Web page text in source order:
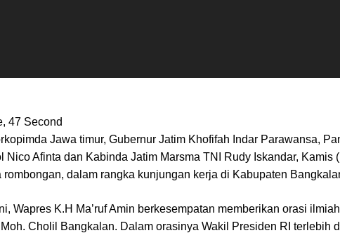
47 Second
Jawa timur, Gubernur Jatim Khofifah Indar Parawansa,
Nico Afinta dan Kabinda Jatim Marsma TNI Rudy Iskandar,
rombongan, dalam rangka kunjungan kerja di Kabupaten
Wapres K.H Ma’ruf Amin berkesempatan memberikan orasi
Cholil Bangkalan. Dalam orasinya Wakil Presiden RI terlebih